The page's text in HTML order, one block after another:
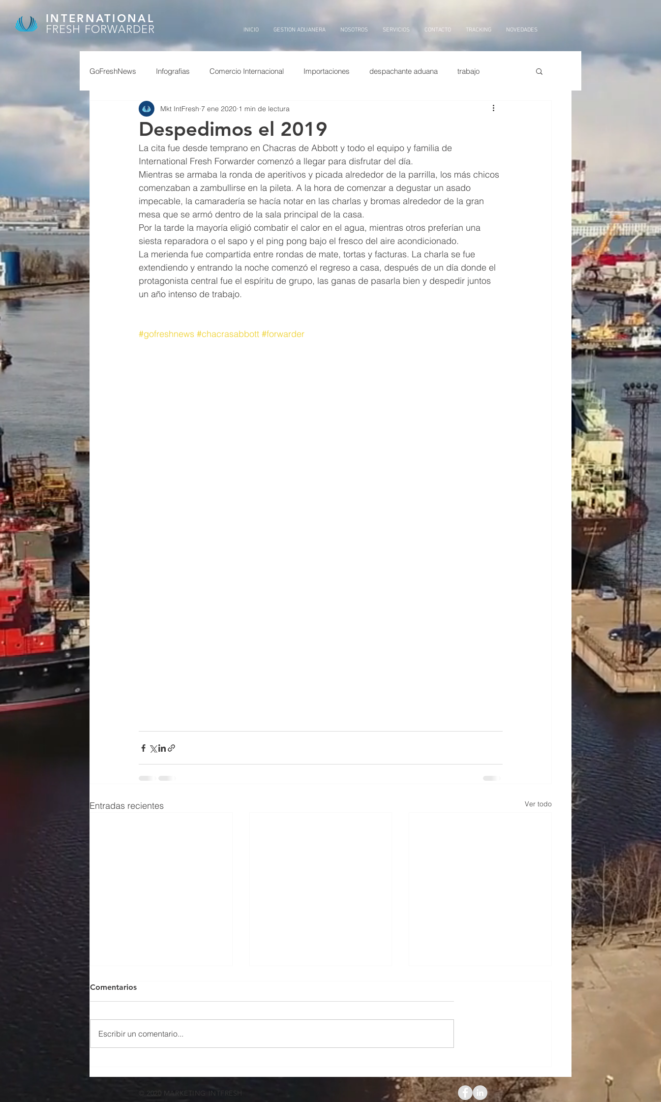
INTERNATIONAL
FRESH FORWARDER
INICIO GESTION ADUANERA NOSOTROS SERVICIOS CONTACTO TRACKING NOVEDADES
GoFreshNews Infografias Comercio Internacional Importaciones despachante aduana trabajo
covid, puertos china, covid puertos china
granos feriados china dolar puerto billetes aduana, inteligencia artificial,
superavit
Despedimos el 2019
Mkt IntFresh 7 ene 2020 1 min de lectura
La cita fue desde temprano en Chacras de Abbott y todo el equipo y familia de
International Fresh Forwarder comenzó a llegar para disfrutar del día.
Mientras se armaba la ronda de aperitivos y picada alrededor de la parrilla, los más chicos
comenzaban a zambullirse en la pileta. A la hora de comenzar a degustar un asado
impecable, la camaradería se hacía notar en las charlas y bromas alrededor de la gran
mesa que se armó dentro de la sala principal de la casa.
Por la tarde la mayoría eligió combatir el calor en el agua, mientras otros preferían una
siesta reparadora o el sapo y el ping pong bajo el fresco del aire acondicionado.
La merienda fue compartida entre rondas de mate, tortas y facturas. La charla se fue
extendiendo y entrando la noche comenzó el regreso a casa, después de un día donde el
protagonista central fue el espíritu de grupo, las ganas de pasarla bien y despedir juntos
un año intenso de trabajo.
#gofreshnews #chacrasabbott #forwarder
Entradas recientes Ver todo
empresas deben hacer su
importación: apuntan a
Administrative Manager de
Fresh: "Es un placer formar
parte de FRESH"
Comentarios
Escribir un comentario...
© 2020 MARKETING INTFRESH